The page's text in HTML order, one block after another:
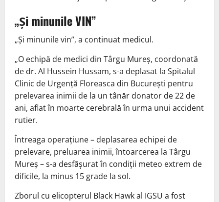
„Și minunile VIN”
„Și minunile vin”, a continuat medicul.
„O echipă de medici din Târgu Mureș, coordonată
de dr. Al Hussein Hussam, s-a deplasat la Spitalul
Clinic de Urgență Floreasca din București pentru
prelevarea inimii de la un tânăr donator de 22 de
ani, aflat în moarte cerebrală în urma unui accident
rutier.
Întreaga operațiune – deplasarea echipei de
prelevare, preluarea inimii, întoarcerea la Târgu
Mureș – s-a desfășurat în condiții meteo extrem de
dificile, la minus 15 grade la sol.
Zborul cu elicopterul Black Hawk al IGSU a fost